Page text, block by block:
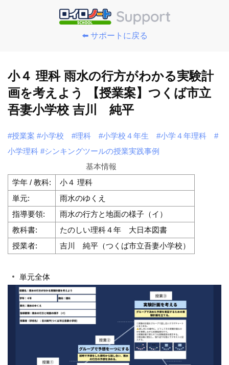
⬅️ サポートに戻る
小４ 理科 雨水の行方がわかる実験計
画を考えよう 【授業案】つくば市立
吾妻小学校 吉川 純平
#授業案 #小学校 #理科 #小学校４年生 #小学４年理科
#
小学理科 #シンキングツールの授業実践事例
基本情報
学年 / 教科:
小４ 理科
単元:
雨水のゆくえ
指導要領:
雨水の行方と地面の様子（イ）
教科書:
たのしい理科４年 大日本図書
授業者:
吉川 純平（つくば市立吾妻小学校）
単元全体